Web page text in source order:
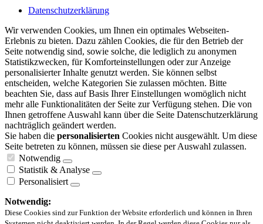
Datenschutzerklärung
Wir verwenden Cookies, um Ihnen ein optimales Webseiten-
Erlebnis zu bieten. Dazu zählen Cookies, die für den Betrieb der
Seite notwendig sind, sowie solche, die lediglich zu anonymen
Statistikzwecken, für Komforteinstellungen oder zur Anzeige
personalisierter Inhalte genutzt werden. Sie können selbst
entscheiden, welche Kategorien Sie zulassen möchten. Bitte
beachten Sie, dass auf Basis Ihrer Einstellungen womöglich nicht
mehr alle Funktionalitäten der Seite zur Verfügung stehen. Die von
Ihnen getroffene Auswahl kann über die Seite Datenschutzerklärung
nachträglich geändert werden.
Sie haben die personalisierten Cookies nicht ausgewählt. Um diese
Seite betreten zu können, müssen sie diese per Auswahl zulassen.
Notwendig
Statistik & Analyse
Personalisiert
Notwendig:
Diese Cookies sind zur Funktion der Website erforderlich und können in Ihren